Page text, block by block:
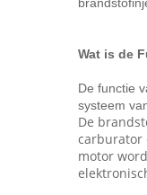
Wat is de
De functie
systeem
De
carburator
motor